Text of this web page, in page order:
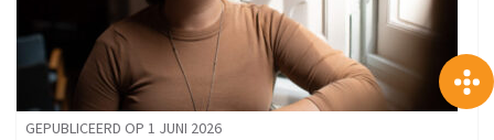
GEPUBLICEERD OP 1 JUNI 2026